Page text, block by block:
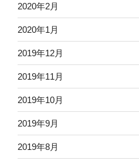
2020年2月
2020年1月
2019年12月
2019年11月
2019年10月
2019年9月
2019年8月